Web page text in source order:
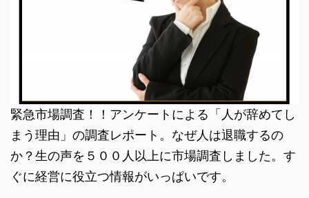
緊急市場調査！！アンケートによる「人が辞めてし
まう理由」の調査レポート。なぜ人は退職するの
か？生の声を５００人以上に市場調査しました。す
ぐに経営に役立つ情報がいっぱいです。